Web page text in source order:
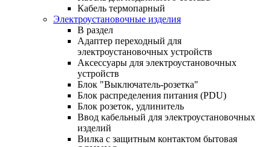
Кабель термопарный
Электроустановочные изделия
В раздел
Адаптер переходный для
электроустановочных устройств
Аксессуары для электроустановочных
устройств
Блок "Выключатель-розетка"
Блок распределения питания (PDU)
Блок розеток, удлинитель
Ввод кабельный для электроустановочных
изделий
Вилка с защитным контактом бытовая